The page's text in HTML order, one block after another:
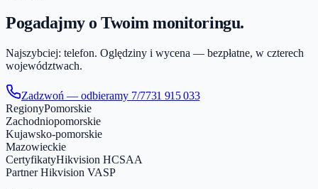
Pogadajmy o Twoim monitoringu.
Najszybciej: telefon. Oględziny i wycena — bezpłatne, w czterech
województwach.
Zadzwoń — odbieramy 7/7731 915 033
RegionyPomorskie
Zachodniopomorskie
Kujawsko-pomorskie
Mazowieckie
CertyfikatyHikvision HCSAA
Partner Hikvision VASP